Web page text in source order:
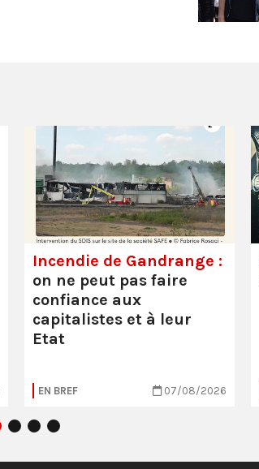
Incendie de Gandrange :
on ne peut pas faire
confiance aux
capitalistes et à leur
Etat
EN BREF 07/08/2026